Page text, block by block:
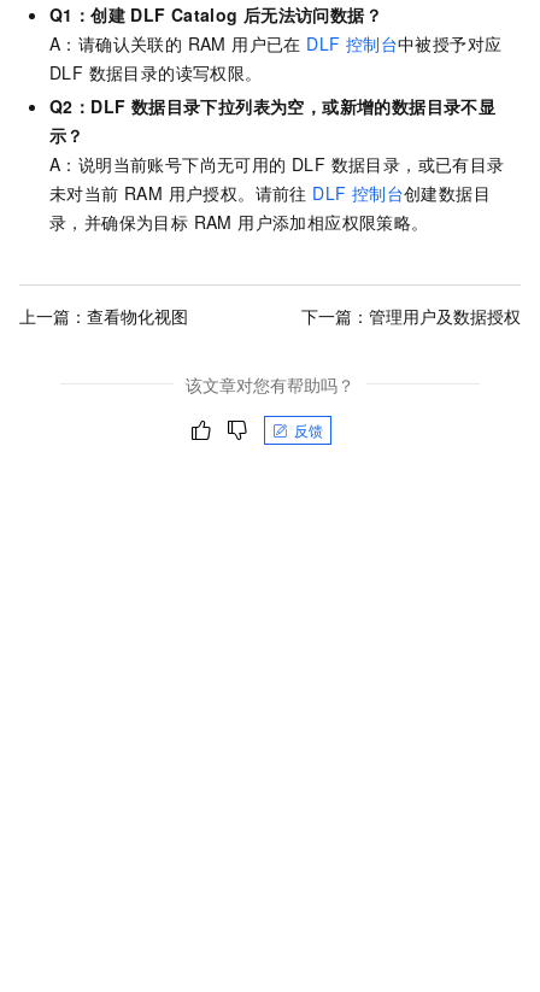
Q1：创建 DLF Catalog 后无法访问数据？
A：请确认关联的 RAM 用户已在 DLF 控制台中被授予对应
DLF 数据目录的读写权限。
Q2： DLF 数据目录下拉列表为空，或新增的数据目录不显
示？
A：说明当前账号下尚无可用的 DLF 数据目录，或已有目录
未对当前 RAM 用户授权。请前往 DLF 控制台创建数据目
录，并确保为目标 RAM 用户添加相应权限策略。
上一篇： 查看物化视图 下一篇： 管理用户及数据授权
该文章对您有帮助吗？
反馈